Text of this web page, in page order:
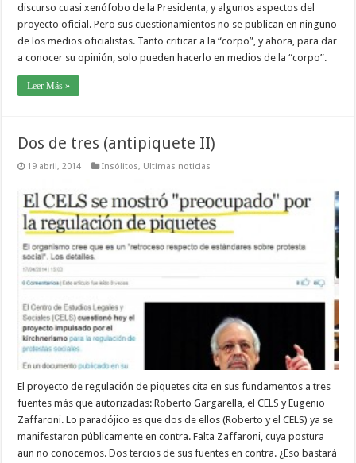
discurso cuasi xenófobo de la Presidenta, y algunos aspectos del
proyecto oficial. Pero sus cuestionamientos no se publican en ninguno
de los medios oficialistas. Tanto criticar a la “corpo”, y ahora, para dar
a conocer su opinión, solo pueden hacerlo en medios de la “corpo”.
Leer Más »
Dos de tres (antipiquete II)
19 abril, 2014 Insólitos, Ultimas noticias
El proyecto de regulación de piquetes cita en sus fundamentos a tres
fuentes más que autorizadas: Roberto Gargarella, el CELS y Eugenio
Zaffaroni. Lo paradójico es que dos de ellos (Roberto y el CELS) ya se
manifestaron públicamente en contra. Falta Zaffaroni, cuya postura
aun no conocemos. Dos tercios de sus fuentes en contra. ¿Eso bastará